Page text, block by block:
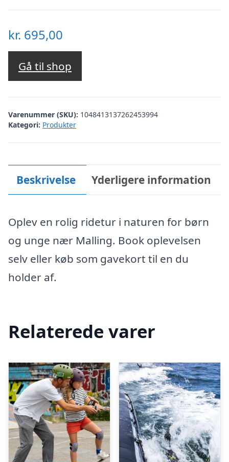
kr. 695,00
Gå til shop
Varenummer (SKU): 1048413137262453994
Kategori: Produkter
Beskrivelse Yderligere information
Oplev en rolig ridetur i naturen for børn
og unge nær Malling. Book oplevelsen
selv eller køb som gavekort til en du
holder af.
Relaterede varer